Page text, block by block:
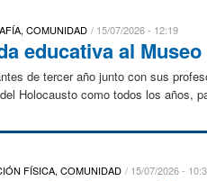
COMUNIDAD 15/07/2026 - 12:19
educativa al
de tercer año junto con sus
Holocausto como todos los años,
FÍSICA, COMUNIDAD 15/07/2026 -